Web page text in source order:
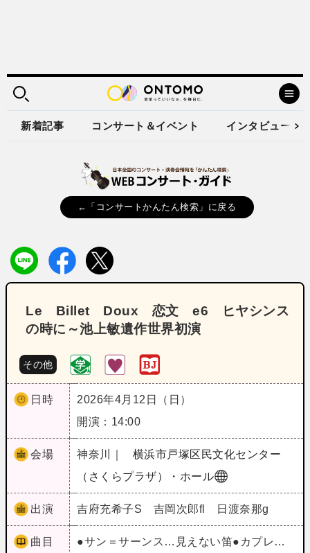
新着記事 コンサート＆イベント インタビュー
←「コンサートかんたん検索」に戻る
Le Billet Doux 恋文 e6 ヒヤシンス
の時に～池上敏遺作世界初演
その他
日時
2026年4月12日（日）
開演：14:00
会場 神奈川｜
横浜市戸塚区民文化センター
（さくらプラザ）・ホール
出演 吉府充希子S 吉岡次郎fl 日渡奈那g
曲目
●サン＝サーンス…見えない笛●カプレ…